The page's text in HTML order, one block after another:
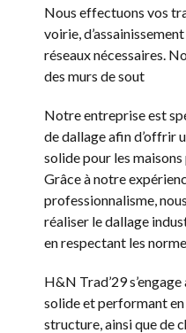
Nous effectuons vos
voirie,
réseaux nécessaires.
des murs de sout
Notre entreprise est
de dallage afin d’offrir
solide pour les
Grâce à notre
professionnalisme,
réaliser le dallage
en respectant les
H&N Trad’29
solide et performant en
structure, ainsi que de